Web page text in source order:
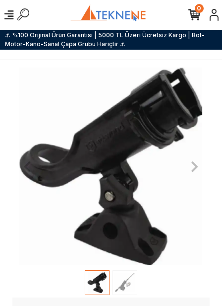
⚓ %100 Orijinal Ürün Garantisi | 5000 TL Üzeri Ücretsiz Kargo | Bot-
Motor-Kano-Sanal Çapa Grubu Hariçtir ⚓
0